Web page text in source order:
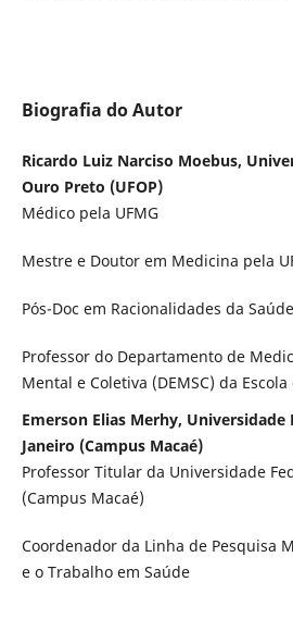
Biografia do Autor
Ricardo Luiz Narciso Moebus,
Ouro Preto (UFOP)
Médico pela UFMG
Mestre e Doutor em Medicina pela
Pós-Doc em Racionalidades da
Professor do Departamento de
Mental e Coletiva (DEMSC) da
Emerson Elias Merhy, Universidade
Janeiro (Campus Macaé)
Professor Titular da Universidade
(Campus Macaé)
Coordenador da Linha de Pesquisa
e o Trabalho em Saúde